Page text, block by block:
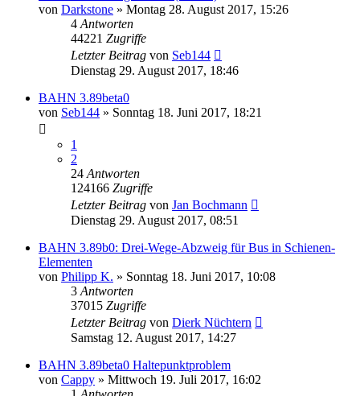
von Darkstone » Montag 28. August 2017, 15:26
4 Antworten
44221 Zugriffe
Letzter Beitrag von Seb144
Dienstag 29. August 2017, 18:46
BAHN 3.89beta0
von Seb144 » Sonntag 18. Juni 2017, 18:21
1
2
24 Antworten
124166 Zugriffe
Letzter Beitrag von Jan Bochmann
Dienstag 29. August 2017, 08:51
BAHN 3.89b0: Drei-Wege-Abzweig für Bus in Schienen-
Elementen
von Philipp K. » Sonntag 18. Juni 2017, 10:08
3 Antworten
37015 Zugriffe
Letzter Beitrag von Dierk Nüchtern
Samstag 12. August 2017, 14:27
BAHN 3.89beta0 Haltepunktproblem
von Cappy » Mittwoch 19. Juli 2017, 16:02